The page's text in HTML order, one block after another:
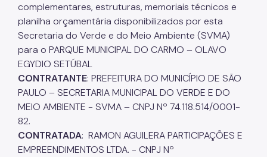
complementares, estruturas, memoriais técnicos e
planilha orçamentária disponibilizados por esta
Secretaria do Verde e do Meio Ambiente (SVMA)
para o PARQUE MUNICIPAL DO CARMO – OLAVO
EGYDIO SETÚBAL
CONTRATANTE: PREFEITURA DO MUNICÍPIO DE SÃO
PAULO – SECRETARIA MUNICIPAL DO VERDE E DO
MEIO AMBIENTE - SVMA – CNPJ Nº 74.118.514/0001-
82.
CONTRATADA: RAMON AGUILERA PARTICIPAÇÕES E
EMPREENDIMENTOS LTDA. - CNPJ Nº